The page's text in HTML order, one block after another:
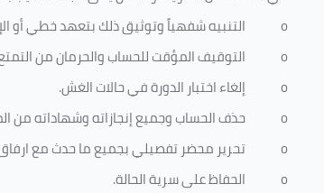
o
التنبيه شفهياً وتوثيق ذلك بتعهد خطي أو
o
التوقيف المؤقت للحساب والحرمان من
o
إلغاء اختبار الدورة في حالات الغش.
o
حذف الحساب وجميع إنجازاته وشهاداته من
o
تحرير محضر تفصيلي بجميع ما حدث مع ارفاق
o
الحفاظ على سرية الحالة.